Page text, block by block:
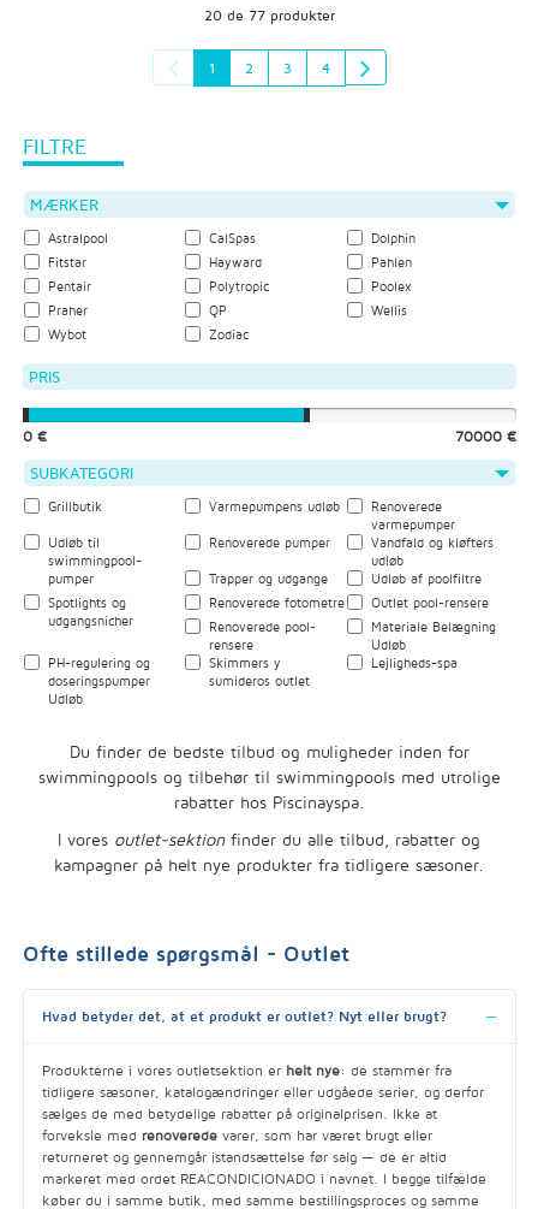
Du finder de bedste tilbud og muligheder inden for
swimmingpools og tilbehør til swimmingpools med utrolige
rabatter hos Piscinayspa.
I vores outlet-sektionfinder du alle tilbud, rabatter og
kampagner på helt nye produkter fra tidligere sæsoner.
Ofte stillede spørgsmål - Outlet
Hvad betyder det, at et produkt er outlet? Nyt eller brugt?
Produkterne i vores outletsektion er helt nye: de stammer fra
tidligere sæsoner, katalogændringer eller udgåede serier, og derfor
sælges de med betydelige rabatter på originalprisen. Ikke at
forveksle med renoveredevarer, som har været brugt eller
returneret og gennemgår istandsættelse før salg — de er altid
markeret med ordet REACONDICIONADO i navnet. I begge tilfælde
køber du i samme butik, med samme bestillingsproces og samme
20 de 77 produkter
1 2 3 4
FILTRE
MÆRKER
Astralpool CalSpas
Dolphin
Fitstar
Hayward
Pahlen
Pentair
Polytropic
Poolex
Praher
QP
Wellis
Wybot
Zodiac
PRIS
0 € 70000 €
SUBKATEGORI
Grillbutik Varmepumpens udløb
Renoverede
varmepumper
Udløb til
swimmingpool-
pumper
Renoverede pumper
Vandfald og kløfters
udløb
Trapper og udgange
Udløb af poolfiltre
Spotlights og
udgangsnicher
Renoverede fotometre
Outlet pool-rensere
Renoverede pool-
rensere
Materiale Belægning
Udløb
PH-regulering og
doseringspumper
Udløb
Skimmers y
sumideros outlet
Lejligheds-spa